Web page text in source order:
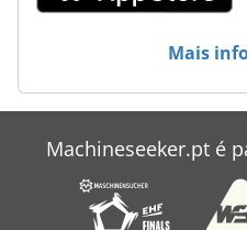
Mais
Machineseeker.pt é